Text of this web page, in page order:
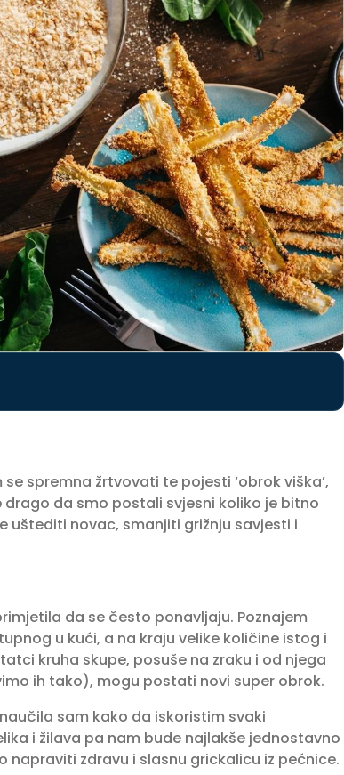
spremna žrtvovati te pojesti ‘obrok viška’,
da smo postali svjesni koliko je bitno
uštediti novac, smanjiti grižnju savjesti i
da se često ponavljaju. Poznajem
u kući, a na kraju velike količine istog i
kruha skupe, posuše na zraku i od njega
ih tako), mogu postati novi super obrok.
sam kako da iskoristim svaki
i žilava pa nam bude najlakše jednostavno
zdravu i slasnu grickalicu iz pećnice.⁣